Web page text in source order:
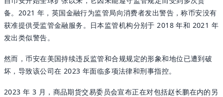
备。2021 年，英国金融行为监管局向消费者发出警告，称币安没有
获准提供受监管金融服务。日本监管机构分别于 2018 年和 2021 年
发出类似警告。
然而，币安在美国持续违反监管和合规规定的形象和地位已遭到破
坏，导致该公司在 2023 年面临多项法律和刑事指控。
2023 年 3 月，商品期货交易委员会宣布正在对包括赵长鹏在内的另